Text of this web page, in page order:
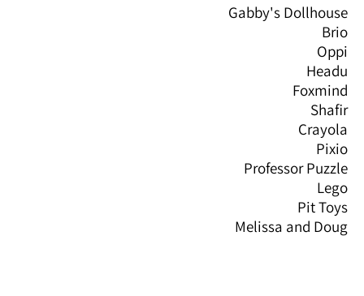
Gabby's Dollhouse
Brio
Oppi
Headu
Foxmind
Shafir
Crayola
Pixio
Professor Puzzle
Lego
Pit Toys
Melissa and Doug